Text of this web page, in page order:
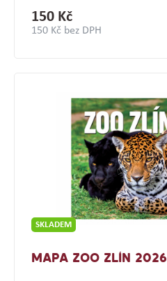
150 Kč
150 Kč bez DPH
SKLADEM
MAPA ZOO ZLÍN 2026